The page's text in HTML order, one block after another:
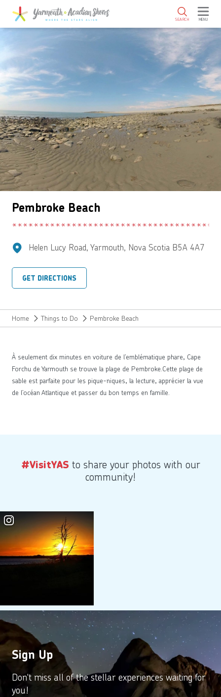
SKIP TO MAIN CONTENT
SEARCH MENU
Pembroke Beach
Helen Lucy Road, Yarmouth, Nova Scotia B5A 4A7
GET DIRECTIONS
Home Things to Do Pembroke Beach
À seulement dix minutes en voiture de l’emblématique phare, Cape
Forchu de Yarmouth se trouve la plage de Pembroke.Cette plage de
sable est parfaite pour les pique-niques, la lecture, apprécier la vue
de l’océan Atlantique et passer du bon temps en famille.
#VisitYAS to share your photos with our
community!
Sign Up
Don't miss all of the stellar experiences waiting for
you!